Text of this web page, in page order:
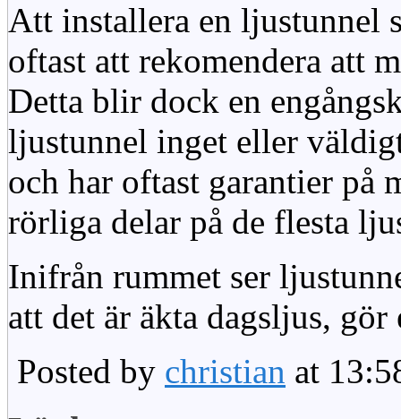
Att installera en ljustunnel
oftast att rekomendera att
Detta blir dock en
ljustunnel inget eller
och har oftast garantier på
rörliga delar på de flesta
Inifrån rummet ser
att det är äkta dagsljus,
Posted by christian at